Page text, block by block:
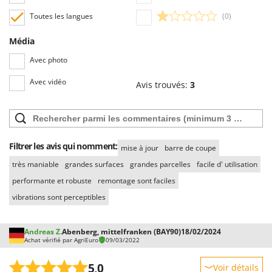
Machines pour la transformation des fruits
Machines sous vide
Motobineuses
Motoculteurs
Motofaucheuses
Moulins à céréales électriques
N
Nettoyeurs et Balais à vapeur
Nettoyeurs haute pression
Nettoyeurs tapis, moquettes et tapisseries
P
Peignes vibreurs et Secoueurs à olives
Pelles rétros pour tracteur
FBC
Ferrari Group
Ferroni
FIAC
Fimar
Fiorentini
Flymo
Fontana Forni
Forest Master
Toutes les langues
Média
Avec photo
Avec vidéo
(0)
Avis trouvés: 3
Filtrer les avis qui nomment: mise à jour
barre de coupe
très maniable
grandes surfaces grandes parcelles facile d' utilisation
performante et robuste
remontage sont faciles
vibrations sont perceptibles
Andreas Z.Abenberg, mittelfranken (BAY90)18/02/2024
Achat vérifié par AgriEuro 09/03/2022
5,0 Voir détails